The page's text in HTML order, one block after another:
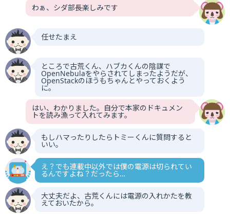
わぁ、シダ部長楽しみです
任せたまえ
ところで古荒くん、ハブカくんの陰謀で
OpenNebulaをやらされてしまったようだが、
OpenStackのほうもちゃんとやっておくよう
に。
はい、わかりました。自分で本家のドキュメン
トを読み漁って入れてみます。
もしハマったりしたらトミーくんに質問すると
いい。
え？でも連載中以外では僕の電源は切られてい
るんですよね？だったら…
大丈夫だよ、古荒くんには電源の入れかたを教
えておいたから。